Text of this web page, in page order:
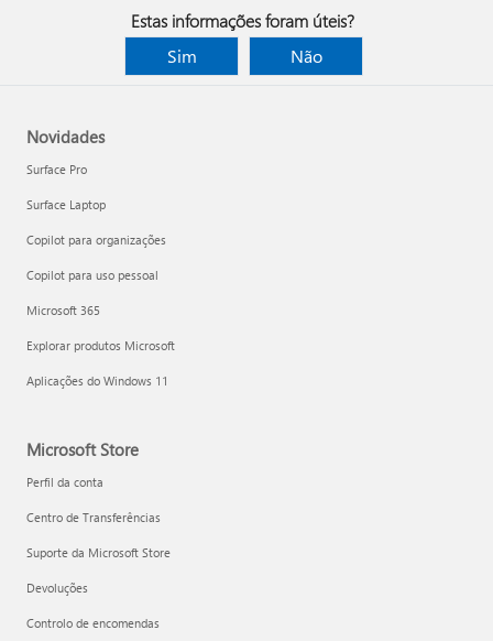
Estas informações foram úteis?
Sim
Não
Novidades
Surface Pro
Surface Laptop
Copilot para organizações
Copilot para uso pessoal
Microsoft 365
Explorar produtos Microsoft
Aplicações do Windows 11
Microsoft Store
Perfil da conta
Centro de Transferências
Suporte da Microsoft Store
Devoluções
Controlo de encomendas